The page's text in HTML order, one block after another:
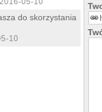
do skorzystania
10